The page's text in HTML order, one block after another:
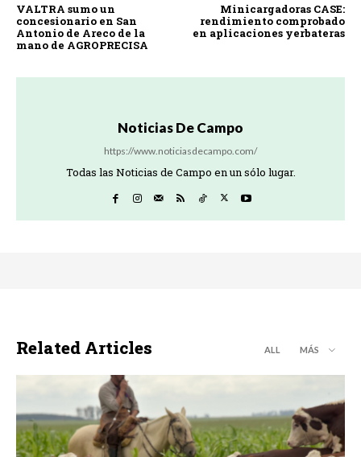
VALTRA sumo un
concesionario en San
Antonio de Areco de la
mano de AGROPRECISA
Minicargadoras CASE:
rendimiento comprobado
en aplicaciones yerbateras
Noticias De Campo
https://www.noticiasdecampo.com/
Todas las Noticias de Campo en un sólo lugar.
Related Articles ALL MÁS